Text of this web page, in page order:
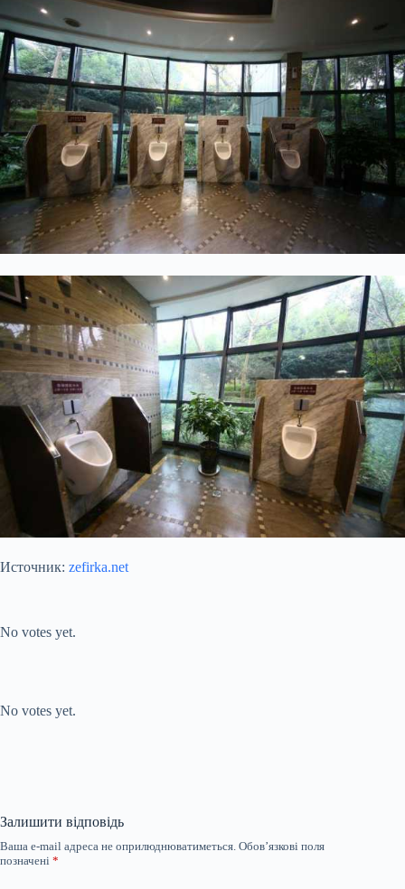
Источник: zefirka.net
No votes yet.
No votes yet.
Залишити відповідь
Ваша e-mail адреса не оприлюднюватиметься. Обов’язкові поля
позначені *